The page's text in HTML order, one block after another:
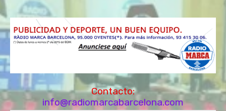
Contacto:
info@radiomarcabarcelona.com